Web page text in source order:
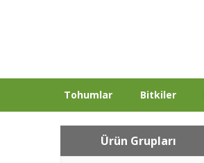
Tohumlar Bitkiler
Ürün Grupları